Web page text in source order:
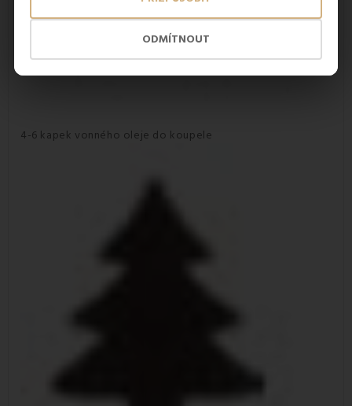
ODMÍTNOUT
4-6 kapek vonného oleje do koupele